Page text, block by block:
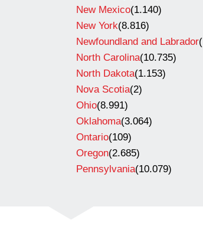
New Mexico(1.140)
New York(8.816)
Newfoundland and Labrador
North Carolina(10.735)
North Dakota(1.153)
Nova Scotia(2)
Ohio(8.991)
Oklahoma(3.064)
Ontario(109)
Oregon(2.685)
Pennsylvania(10.079)